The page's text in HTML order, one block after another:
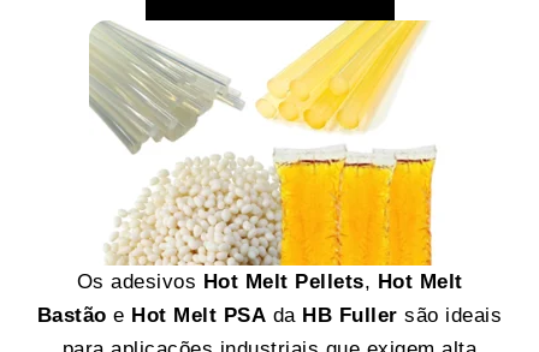
Os adesivos Hot Melt Pellets, Hot Melt
Bastão e Hot Melt PSA da HB Fuller são ideais